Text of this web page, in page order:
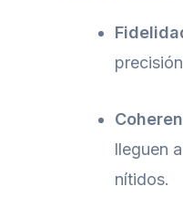
lleguen
nítidos.